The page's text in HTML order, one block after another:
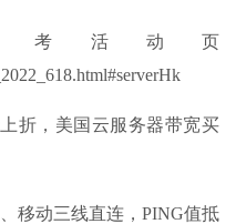
考活动页
折，美国云服务器带宽买
移动三线直连，PING值抵